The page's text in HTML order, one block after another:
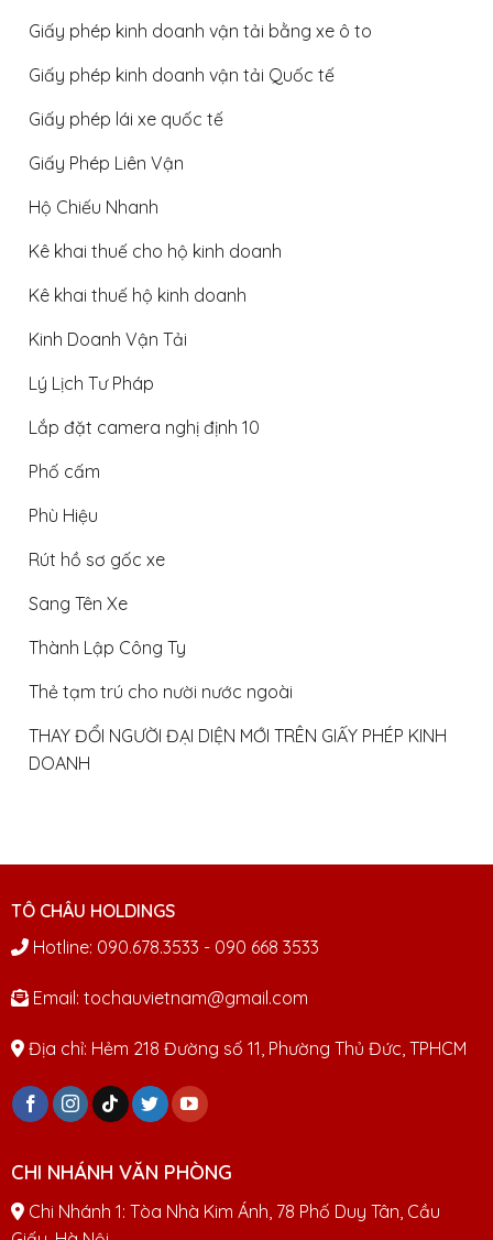
Giấy phép kinh doanh vận tải bằng xe ô to
Giấy phép kinh doanh vận tải Quốc tế
Giấy phép lái xe quốc tế
Giấy Phép Liên Vận
Hộ Chiếu Nhanh
Kê khai thuế cho hộ kinh doanh
Kê khai thuế hộ kinh doanh
Kinh Doanh Vận Tải
Lý Lịch Tư Pháp
Lắp đặt camera nghị định 10
Phố cấm
Phù Hiệu
Rút hồ sơ gốc xe
Sang Tên Xe
Thành Lập Công Ty
Thẻ tạm trú cho nười nước ngoài
THAY ĐỔI NGƯỜI ĐẠI DIỆN MỚI TRÊN GIẤY PHÉP KINH
DOANH
TÔ CHÂU HOLDINGS
Hotline: 090.678.3533 - 090 668 3533
Email: tochauvietnam@gmail.com
Địa chỉ: Hẻm 218 Đường số 11, Phường Thủ Đức, TPHCM
CHI NHÁNH VĂN PHÒNG
Chi Nhánh 1: Tòa Nhà Kim Ánh, 78 Phố Duy Tân, Cầu